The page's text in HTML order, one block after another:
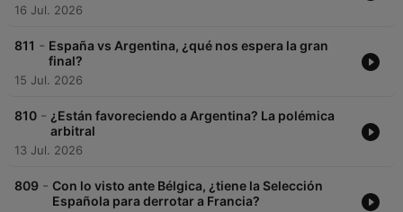
16 Jul. 2026
811 - España vs Argentina, ¿qué nos espera la gran
final?
15 Jul. 2026
810 - ¿Están favoreciendo a Argentina? La polémica
arbitral
13 Jul. 2026
809 - Con lo visto ante Bélgica, ¿tiene la Selección
Española para derrotar a Francia?